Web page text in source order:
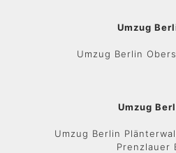
Umzug
Umzug Berlin
Umzug
Umzug Berlin
Prenzlauer